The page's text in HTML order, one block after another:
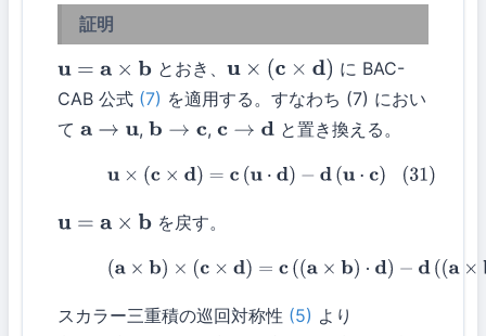
証明
u=a×b とおき、 u× (c ×d
に BAC-
CAB 公式 (7) を適用する。すなわち (7) におい
て a→u ,b→c , c→d と置き換える。
(31) u×( c×d)=c(u⋅ d)− d( u⋅c )
u=a×b を戻す。
(32) a×b)× (c ×d )=c( (a ×b) d )−d ((a×b)⋅c)
スカラー三重積の巡回対称性 (5) より